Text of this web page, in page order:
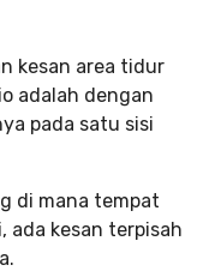
kesan area tidur
adalah dengan
pada satu sisi
di mana tempat
ada kesan terpisah